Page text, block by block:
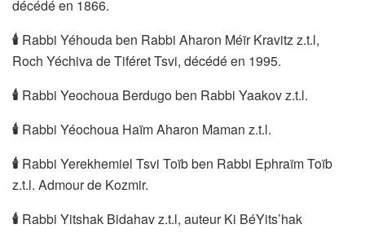
décédé en 1866.
🕯 Rabbi Yéhouda ben Rabbi Aharon Méïr Kravitz z.t.l,
Roch Yéchiva de Tiféret Tsvi, décédé en 1995.
🕯 Rabbi Yeochoua Berdugo ben Rabbi Yaakov z.t.l.
🕯 Rabbi Yéochoua Haïm Aharon Maman z.t.l.
🕯 Rabbi Yerekhemiel Tsvi Toïb ben Rabbi Ephraïm Toïb
z.t.l. Admour de Kozmir.
🕯 Rabbi Yitshak Bidahav z.t.l, auteur Ki BéYits’hak